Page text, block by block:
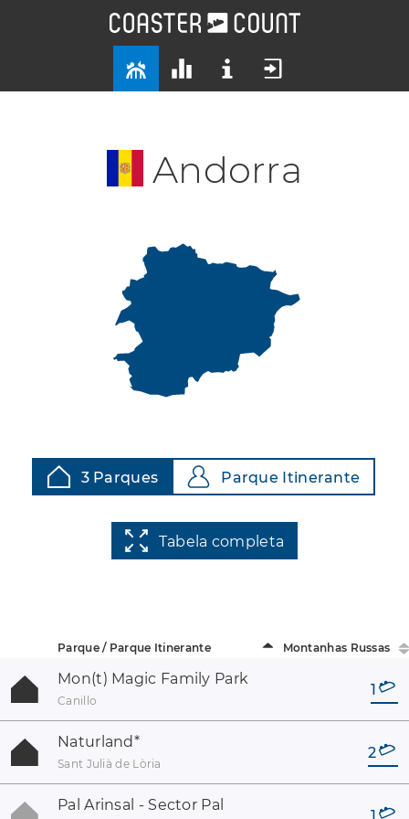
Andorra
3 Parques Parque Itinerante
Tabela completa
Parque / Parque Itinerante Montanhas Russas
Mon(t) Magic Family Park
Canillo
1
Naturland*
Sant Julià de Lòria
2
Pal Arinsal - Sector Pal